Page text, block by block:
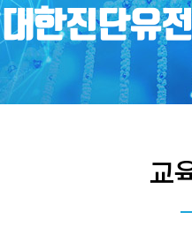
대한진단유
교